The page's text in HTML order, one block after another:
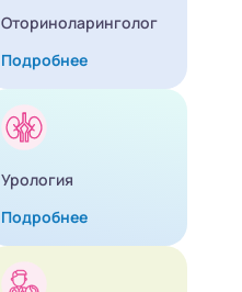
Оториноларинголог
Подробнее
Урология
Подробнее